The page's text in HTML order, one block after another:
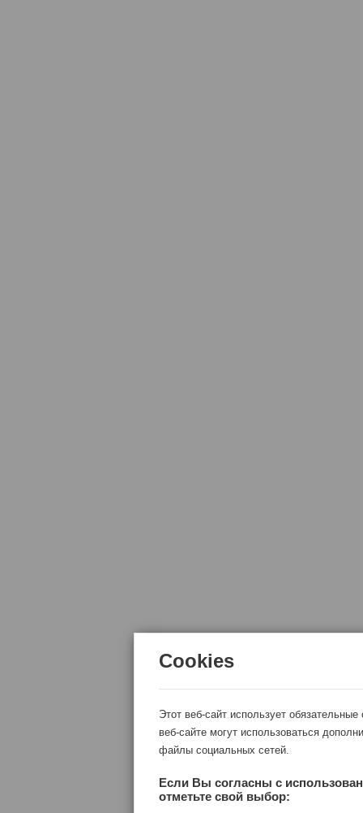
Cookies
Этот веб-сайт использует
веб-сайте могут использоваться
файлы социальных сетей.
Если Вы согласны с
отметьте свой выбор: